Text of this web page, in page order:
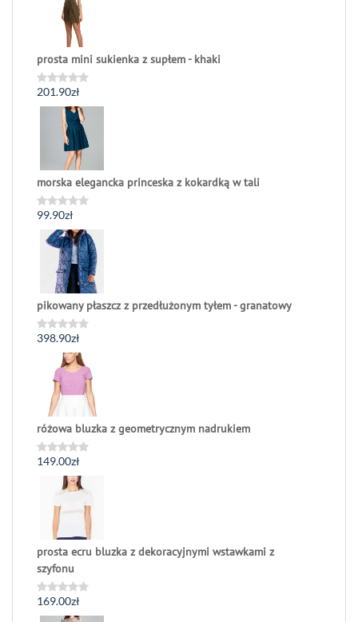
prosta mini sukienka z supłem - khaki
Oceniono
0
201.90zł
morska elegancka princeska z kokardką w tali
Oceniono
na
99.90zł
pikowany płaszcz z przedłużonym tyłem - granatowy
Oceniono
398.90zł
różowa bluzka z geometrycznym nadrukiem
Oceniono
149.00zł
prosta ecru bluzka z dekoracyjnymi wstawkami z
szyfonu
Oceniono
0
169.00zł